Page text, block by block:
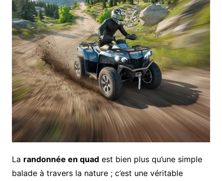
La randonnée en quadest bien plus qu’une simple
balade à travers la nature ; c’est une véritable